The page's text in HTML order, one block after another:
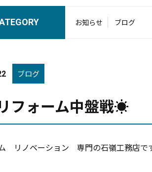
お知らせ ブログ
ブログ
フォーム中盤戦☀️
リノベーション 専門の石嶺工務